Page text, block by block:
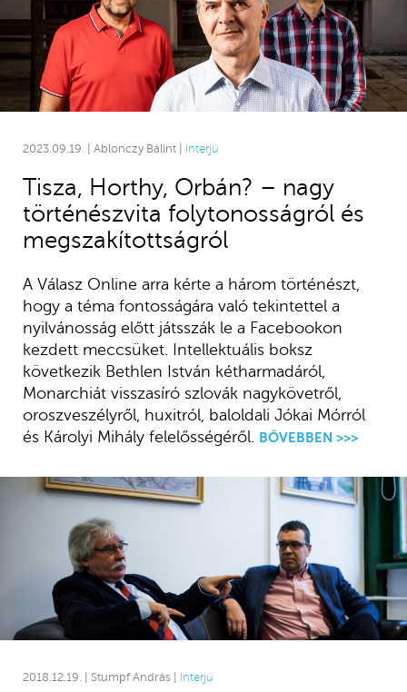
2023.09.19. | Ablonczy Bálint | Interjú
Tisza, Horthy, Orbán? – nagy
történészvita folytonosságról és
megszakítottságról
A Válasz Online arra kérte a három történészt,
hogy a téma fontosságára való tekintettel a
nyilvánosság előtt játsszák le a Facebookon
kezdett meccsüket. Intellektuális boksz
következik Bethlen István kétharmadáról,
Monarchiát visszasíró szlovák nagykövetről,
oroszveszélyről, huxitról, baloldali Jókai Mórról
és Károlyi Mihály felelősségéről. BŐVEBBEN >>>
2018.12.19. | Stumpf András | Interjú